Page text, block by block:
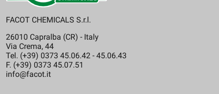
FACOT CHEMICALS S.r.l.
26010 Capralba (CR) - Italy
Via Crema, 44
Tel. (+39) 0373 45.06.42 - 45.06.43
F. (+39) 0373 45.07.51
info@facot.it